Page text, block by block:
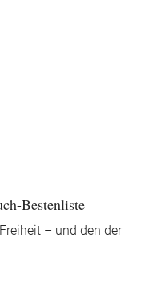
Bestenliste
– und den der